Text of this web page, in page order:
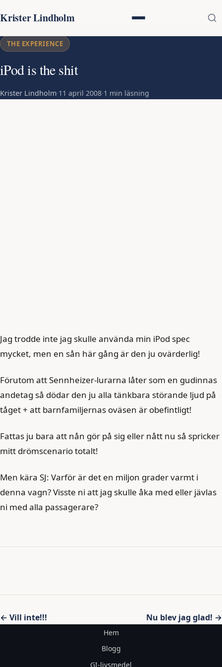
Krister Lindholm
THE EXPERIENCE
iPod is the shit
Krister Lindholm·11 april 2008·1 min läsning
Jag trodde inte jag skulle använda min iPod spec
mycket, men en sån här gång är den ju ovärderlig!
Förutom att Sennheizer-lurarna låter som en gudinnas
andetag så dödar den ju alla tänkbara störande ljud på
tåget + att barnfamiljernas oväsen är obefintligt!
Fattas ju bara att nån gör på sig eller nått nu så spricker
mitt drömscenario totalt!
Men kära SJ: Varför är det en miljon grader varmt i
denna vagn? Visste ni att jag skulle åka med eller jävlas
ni med alla passagerare?
Inläggsnavigering
← Vill inte!!! Nu blev jag glad! →
Hem
Blogg
GI-livsmedel